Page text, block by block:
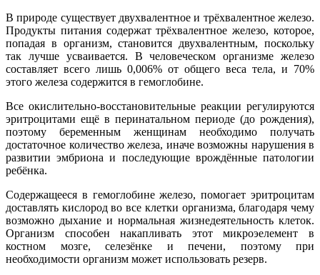
В природе существует двухвалентное и трёхвалентное железо.
Продукты питания содержат трёхвалентное железо, которое,
попадая в организм, становится двухвалентным, поскольку
так лучше усваивается. В человеческом организме железо
составляет всего лишь 0,006% от общего веса тела, и 70%
этого железа содержится в гемоглобине.
Все окислительно-восстановительные реакции регулируются
эритроцитами ещё в перинатальном периоде (до рождения),
поэтому беременным женщинам необходимо получать
достаточное количество железа, иначе возможны нарушения в
развитии эмбриона и последующие врождённые патологии
ребёнка.
Содержащееся в гемоглобине железо, помогает эритроцитам
доставлять кислород во все клетки организма, благодаря чему
возможно дыхание и нормальная жизнедеятельность клеток.
Организм способен накапливать этот микроэелемент в
костном мозге, селезёнке и печени, поэтому при
необходимости организм может использовать резерв.